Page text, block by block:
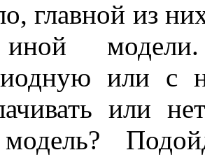
главной из
или с
или